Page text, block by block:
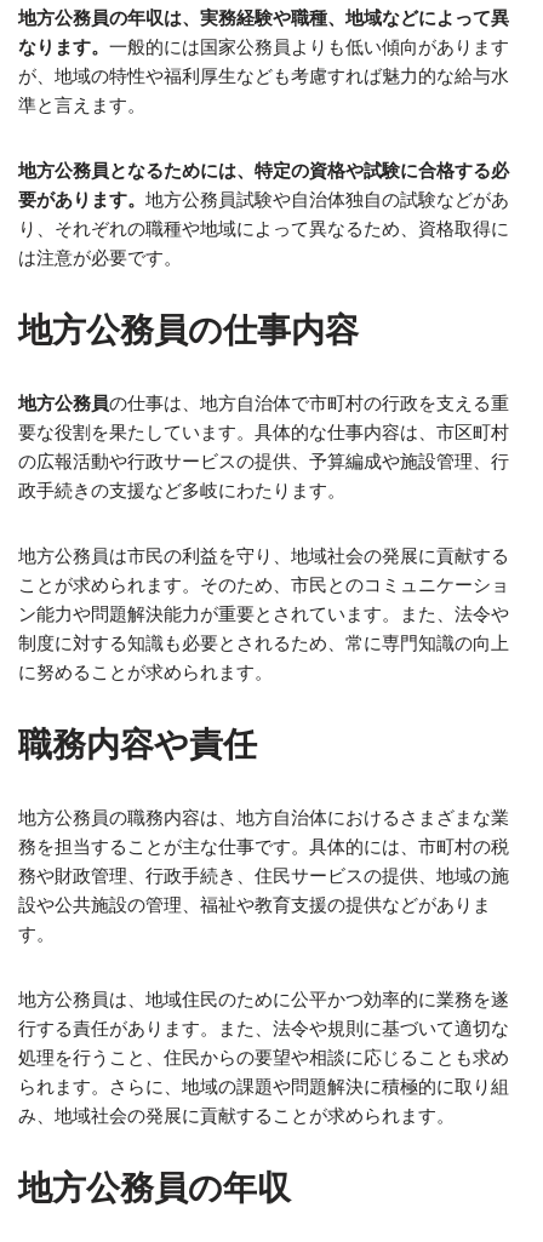
地方公務員の年収は、実務経験や職種、地域などによって異
なります。 一般的には国家公務員よりも低い傾向があります
が、地域の特性や福利厚生なども考慮すれば魅力的な給与水
準と言えます。
地方公務員となるためには、特定の資格や試験に合格する必
要があります。 地方公務員試験や自治体独自の試験などがあ
り、それぞれの職種や地域によって異なるため、資格取得に
は注意が必要です。
地方公務員の仕事内容
地方公務員の仕事は、地方自治体で市町村の行政を支える重
要な役割を果たしています。具体的な仕事内容は、市区町村
の広報活動や行政サービスの提供、予算編成や施設管理、行
政手続きの支援など多岐にわたります。
地方公務員は市民の利益を守り、地域社会の発展に貢献する
ことが求められます。そのため、市民とのコミュニケーショ
ン能力や問題解決能力が重要とされています。また、法令や
制度に対する知識も必要とされるため、常に専門知識の向上
に努めることが求められます。
職務内容や責任
地方公務員の職務内容は、地方自治体におけるさまざまな業
務を担当することが主な仕事です。具体的には、市町村の税
務や財政管理、行政手続き、住民サービスの提供、地域の施
設や公共施設の管理、福祉や教育支援の提供などがありま
す。
地方公務員は、地域住民のために公平かつ効率的に業務を遂
行する責任があります。また、法令や規則に基づいて適切な
処理を行うこと、住民からの要望や相談に応じることも求め
られます。さらに、地域の課題や問題解決に積極的に取り組
み、地域社会の発展に貢献することが求められます。
地方公務員の年収